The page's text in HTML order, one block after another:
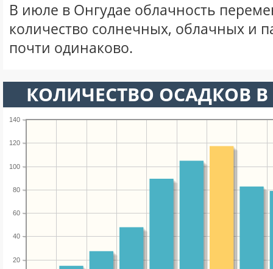
В июле в Онгудае облачность
количество солнечных, облачных и
почти одинаково.
КОЛИЧЕСТВО ОСАДКОВ
20
40
60
80
100
120
140